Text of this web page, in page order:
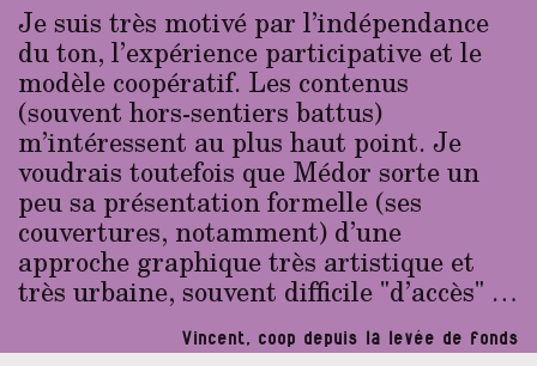
Je suis très motivé par l’indépendance
du ton, l’expérience participative et le
modèle coopératif. Les contenus
(souvent hors-sentiers battus)
m’intéressent au plus haut point. Je
voudrais toutefois que Médor sorte un
peu sa présentation formelle (ses
couvertures, notamment) d’une
approche graphique très artistique et
très urbaine, souvent difficile "d’accès" …
Vincent, coop depuis la levée de fonds